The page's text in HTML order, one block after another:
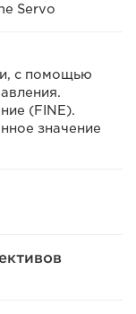
Servo
с помощью
(FINE).
значение